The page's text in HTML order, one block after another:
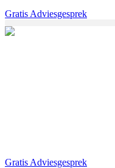
Gratis Adviesgesprek
Gratis Adviesgesprek